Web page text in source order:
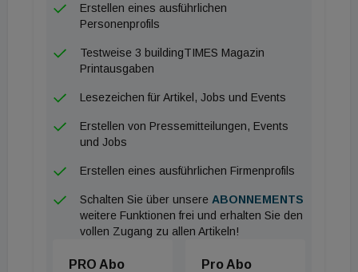
wird das Thema Wartunggehandhabt? „
damit abgetan, dass einmal im Jahr der Testknopf
Wohnbaugenossenschaften nahe zu bringen, sich
auch mit dem Thema Wartung auseinander zu
setzen. Wir haben einen Mitarbeiter im Team, der
die Ausbildung zur TÜV-zertifizierten Fachkraft für
Rauchwarnmelder gemacht hat. Der hat im Zuge
dieser eintägigen Schulung nicht nur alles über die
normgerechte Planung und Installation von
Rauchwarnmeldern erfahren, sondern unter
Erstellen eines ausführlichen
Personenprofils
Testweise 3 buildingTIMES Magazin
Printausgaben
Lesezeichen für Artikel, Jobs und Events
Erstellen von Pressemitteilungen, Events
und Jobs
Erstellen eines ausführlichen Firmenprofils
Schalten Sie über unsere ABONNEMENTS
weitere Funktionen frei und erhalten Sie den
vollen Zugang zu allen Artikeln!
PRO Abo
Pro Abo